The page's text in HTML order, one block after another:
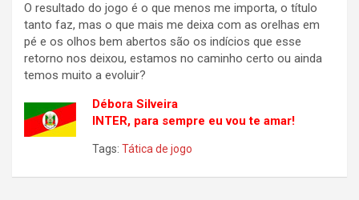
O resultado do jogo é o que menos me importa, o título
tanto faz, mas o que mais me deixa com as orelhas em
pé e os olhos bem abertos são os indícios que esse
retorno nos deixou, estamos no caminho certo ou ainda
temos muito a evoluir?
Débora Silveira
INTER, para sempre eu vou te amar!
Tags: Tática de jogo